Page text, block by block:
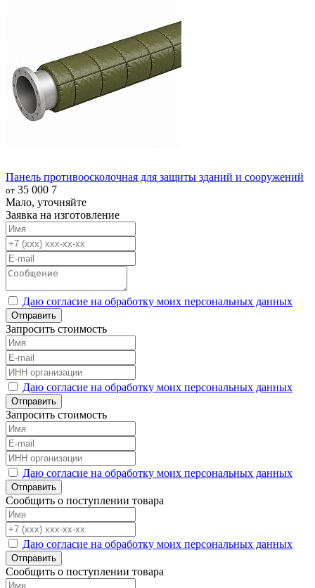
Панель противоосколочная для защиты зданий и сооружений
от 35 000 7
Мало, уточняйте
Заявка на изготовление
Даю согласие на обработку моих персональных данных
Отправить
Запросить стоимость
Даю согласие на обработку моих персональных данных
Отправить
Запросить стоимость
Даю согласие на обработку моих персональных данных
Отправить
Сообщить о поступлении товара
Даю согласие на обработку моих персональных данных
Отправить
Сообщить о поступлении товара